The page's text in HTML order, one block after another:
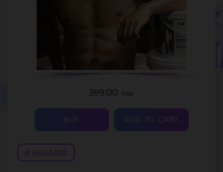
399.00 THB.
ADD TO CART